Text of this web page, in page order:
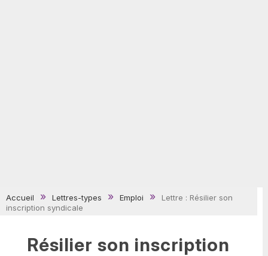
Accueil Lettres-types Emploi
Lettre : Résilier son
inscription syndicale
Résilier son inscription